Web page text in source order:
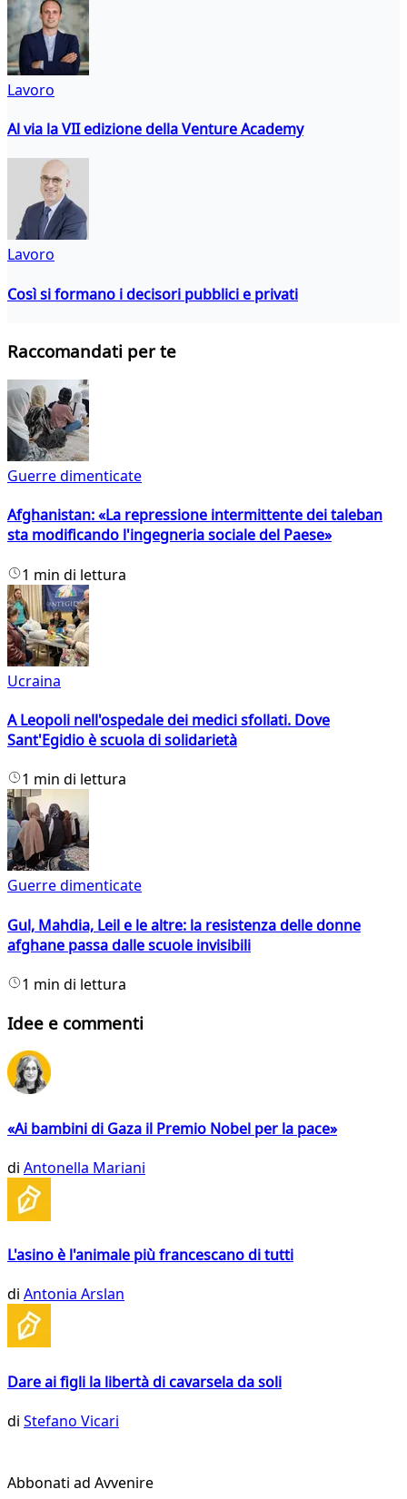
Lavoro
Al via la VII edizione della Venture Academy
Lavoro
Così si formano i decisori pubblici e privati
Raccomandati per te
Guerre dimenticate
Afghanistan: «La repressione intermittente dei taleban
sta modificando l'ingegneria sociale del Paese»
1 min di lettura
Ucraina
A Leopoli nell'ospedale dei medici sfollati. Dove
Sant'Egidio è scuola di solidarietà
1 min di lettura
Guerre dimenticate
Gul, Mahdia, Leil e le altre: la resistenza delle donne
afghane passa dalle scuole invisibili
1 min di lettura
Idee e commenti
«Ai bambini di Gaza il Premio Nobel per la pace»
di Antonella Mariani
L'asino è l'animale più francescano di tutti
di Antonia Arslan
Dare ai figli la libertà di cavarsela da soli
di Stefano Vicari
Abbonati ad Avvenire